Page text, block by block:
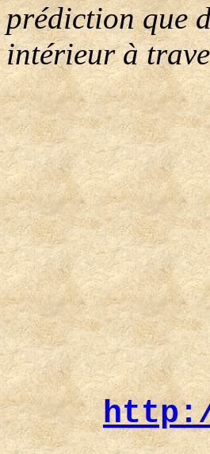
prédiction que
intérieur à